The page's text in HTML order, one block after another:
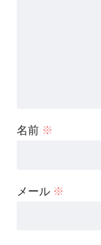
名前 ※
メール ※